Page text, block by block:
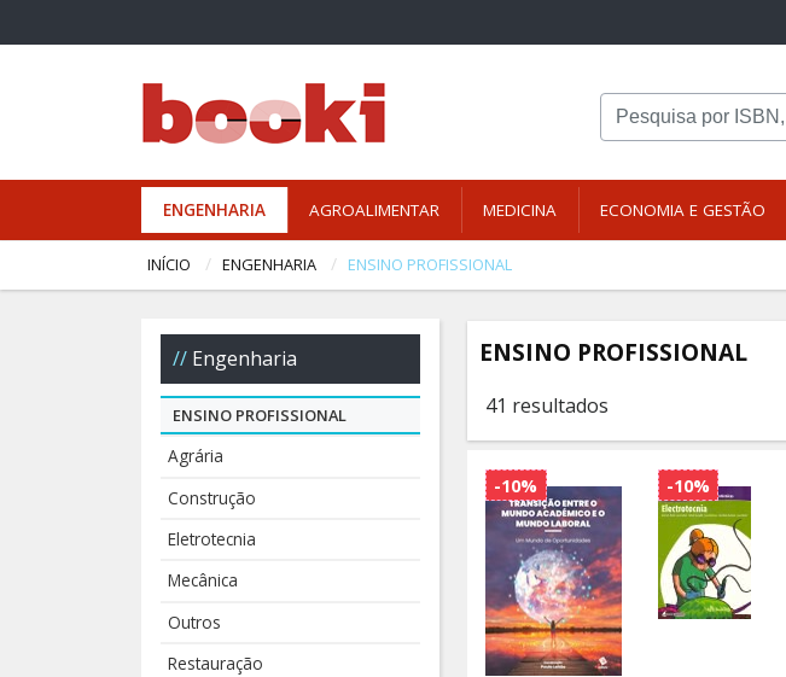
ENGENHARIA AGROALIMENTAR MEDICINA ECONOMIA E GESTÃO
INÍCIO ENGENHARIA ENSINO PROFISSIONAL
ENSINO PROFISSIONAL
41 resultados
-10% -10%
Engenharia
ENSINO PROFISSIONAL
Agrária
Construção
Eletrotecnia
Mecânica
Outros
Restauração